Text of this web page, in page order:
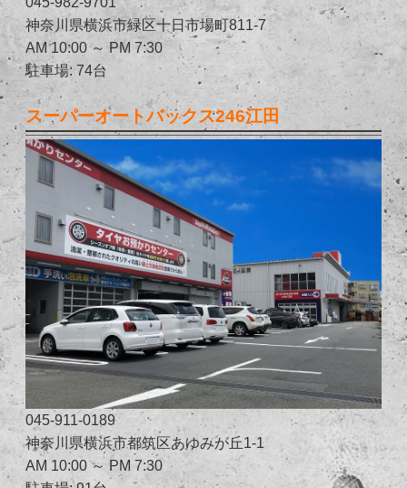
神奈川県横浜市緑区十日市場町811-7
AM 10:00 ～ PM 7:30
駐車場: 74台
スーパーオートバックス246江田
045-911-0189
神奈川県横浜市都筑区あゆみが丘1-1
AM 10:00 ～ PM 7:30